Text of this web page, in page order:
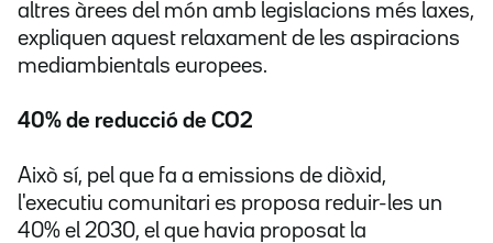
altres àrees del món amb legislacions més laxes,
expliquen aquest relaxament de les aspiracions
mediambientals europees.
40% de reducció de CO2
Això sí, pel que fa a emissions de diòxid,
l'executiu comunitari es proposa reduir-les un
40% el 2030, el que havia proposat la